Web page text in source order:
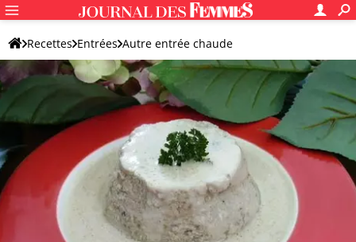
Recettes Entrées Autre entrée chaude